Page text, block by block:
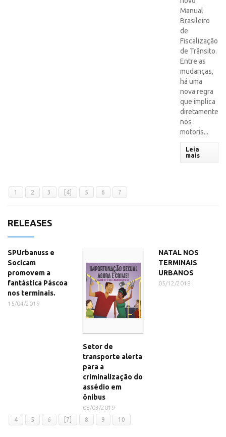
Manual
Brasileiro
de
Fiscalização
de Trânsito.
Entre as
mudanças,
há uma
nova regra
que implica
diretamente
nos
motoris...
Leia
mais
1 2 3 [4] 5 6 7
RELEASES
SPUrbanuss e
Socicam
promovem a
fantástica Páscoa
nos terminais.
15/04/2019
Setor de
transporte alerta
para a
criminalização do
assédio em
ônibus
08/03/2019
NATAL NOS
TERMINAIS
URBANOS
05/12/2018
4 5 6 [7] 8 9 10